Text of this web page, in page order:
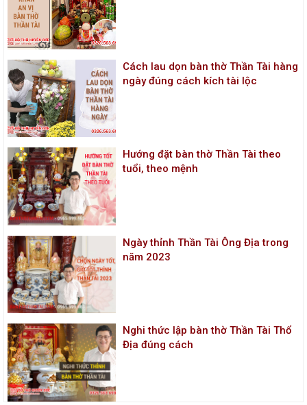
Cách lau dọn bàn thờ Thần Tài hàng
ngày đúng cách kích tài lộc
Hướng đặt bàn thờ Thần Tài theo
tuổi, theo mệnh
Ngày thỉnh Thần Tài Ông Địa trong
năm 2023
Nghi thức lập bàn thờ Thần Tài Thổ
Địa đúng cách